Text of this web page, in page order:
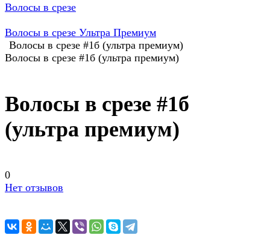
Волосы в срезе
Волосы в срезе Ультра Премиум
Волосы в срезе #1б (ультра премиум)
Волосы в срезе #1б (ультра премиум)
Волосы в срезе #1б
(ультра премиум)
0
Нет отзывов